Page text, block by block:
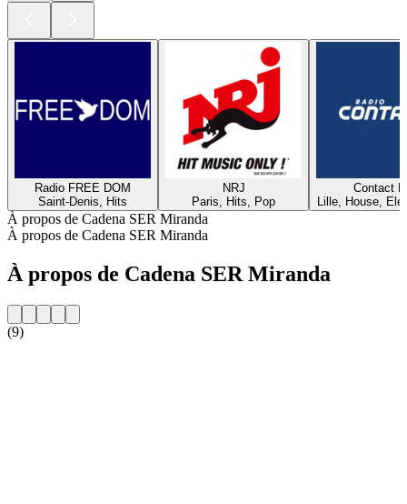
Radio FREE DOM
Saint-Denis, Hits
NRJ
Paris, Hits, Pop
Contact
Lille, House,
À propos de Cadena SER Miranda
À propos de Cadena SER Miranda
À propos de Cadena SER Miranda
(9)